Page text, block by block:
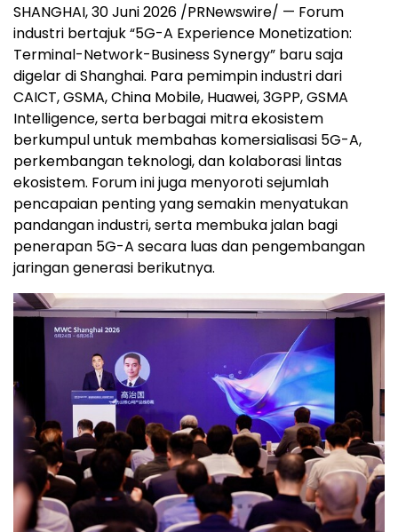
SHANGHAI, 30 Juni 2026 /PRNewswire/ — Forum
industri bertajuk “5G-A Experience Monetization:
Terminal-Network-Business Synergy” baru saja
digelar di Shanghai. Para pemimpin industri dari
CAICT, GSMA, China Mobile, Huawei, 3GPP, GSMA
Intelligence, serta berbagai mitra ekosistem
berkumpul untuk membahas komersialisasi 5G-A,
perkembangan teknologi, dan kolaborasi lintas
ekosistem. Forum ini juga menyoroti sejumlah
pencapaian penting yang semakin menyatukan
pandangan industri, serta membuka jalan bagi
penerapan 5G-A secara luas dan pengembangan
jaringan generasi berikutnya.